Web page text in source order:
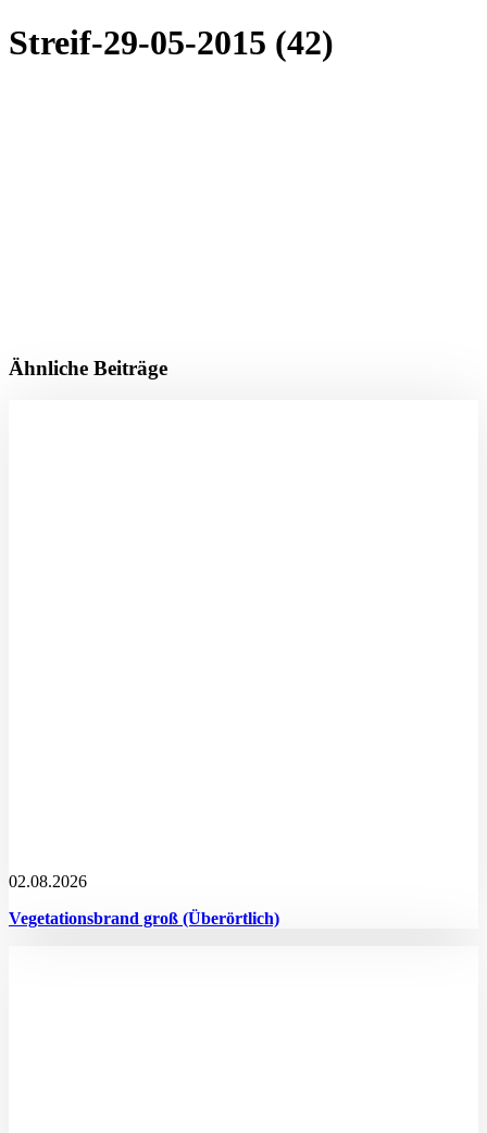
Streif-29-05-2015 (42)
Ähnliche Beiträge
02.08.2026
Vegetationsbrand groß (Überörtlich)